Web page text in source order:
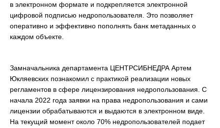
в электронном формате и подкрепляется электронной
цифровой подписью недропользователя. Это позволяет
оперативно и эффективно пополнять банк метаданных о
каждом объекте.
Замначальника департамента ЦЕНТРСИБНЕДРА Артем
Юкляевских познакомил с практикой реализации новых
регламентов в сфере лицензирования недропользования. С
начала 2022 года заявки на права недропользования и сами
лицензии обрабатываются и выдаются в электронном виде.
На текущий момент около 70% недропользователей подает